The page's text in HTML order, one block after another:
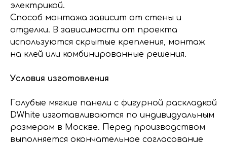
электрикой.
Способ монтажа зависит от стены и
отделки. В зависимости от проекта
используются скрытые крепления, монтаж
на клей или комбинированные решения.
Условия изготовления
Голубые мягкие панели с фигурной раскладкой
DWhite изготавливаются по индивидуальным
размерам в Москве. Перед производством
выполняется окончательное согласование